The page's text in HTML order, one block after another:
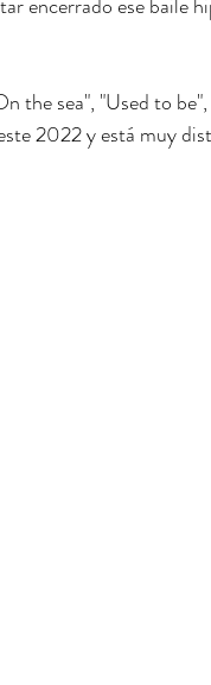
the sea", "Used to
2022 y está muy